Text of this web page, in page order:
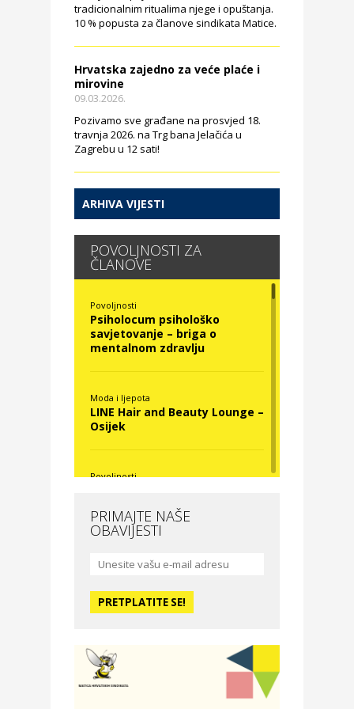
tradicionalnim ritualima njege i opuštanja.
10 % popusta za članove sindikata Matice.
Hrvatska zajedno za veće plaće i
mirovine
09.03.2026.
Pozivamo sve građane na prosvjed 18.
travnja 2026. na Trg bana Jelačića u
Zagrebu u 12 sati!
ARHIVA VIJESTI
POVOLJNOSTI ZA
ČLANOVE
Povoljnosti
Psiholocum psihološko
savjetovanje – briga o
mentalnom zdravlju
Moda i ljepota
LINE Hair and Beauty Lounge –
Osijek
Povoljnosti
Moda i ljepota
studio – Osijek
Zdravlje i osiguranje
PRIMAJTE NAŠE
OBAVIJESTI